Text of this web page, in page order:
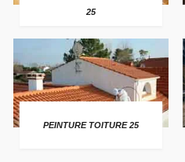
25
PEINTURE TOITURE 25